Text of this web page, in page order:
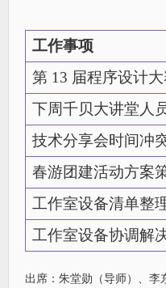
工作事项
第 13 届程序设计
下周千贝大讲堂人
技术分享会时间冲
春游团建活动方案
工作室设备清单整
工作室设备协调解
出席：朱堂勋（导师）、